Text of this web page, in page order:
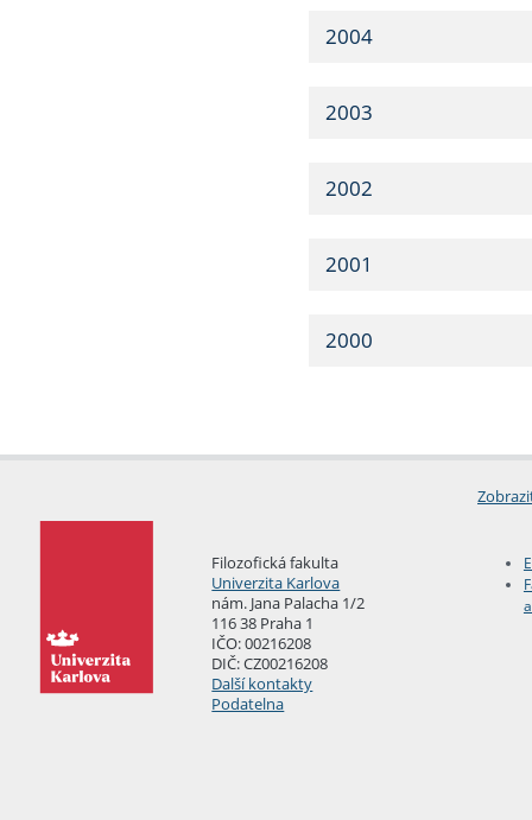
2004
2003
2002
2001
2000
Filozofická fakulta
Univerzita Karlova
nám. Jana Palacha 1/2
116 38 Praha 1
IČO: 00216208
DIČ: CZ00216208
Další kontakty
Podatelna